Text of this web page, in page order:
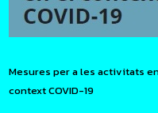
Mesures per a les activitats
context COVID-19